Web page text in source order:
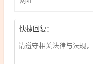
快捷回复：